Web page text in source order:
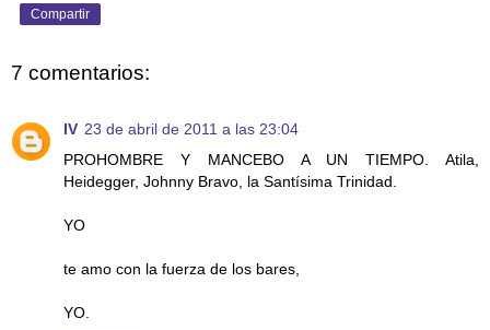
Compartir
7 comentarios:
IV 23 de abril de 2011 a las 23:04
PROHOMBRE Y MANCEBO A UN TIEMPO. Atila,
Heidegger, Johnny Bravo, la Santísima Trinidad.
YO
te amo con la fuerza de los bares,
YO.